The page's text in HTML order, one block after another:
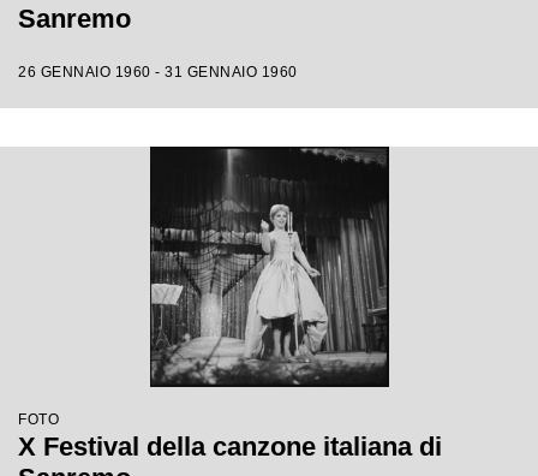
Sanremo
26 GENNAIO 1960 - 31 GENNAIO 1960
FOTO
X Festival della canzone italiana di